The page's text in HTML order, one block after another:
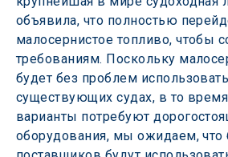
объявила, что полностью
малосернистое топливо, чтобы
требованиям. Поскольку
будет без проблем
существующих судах, в то
варианты потребуют
оборудования, мы ожидаем, что